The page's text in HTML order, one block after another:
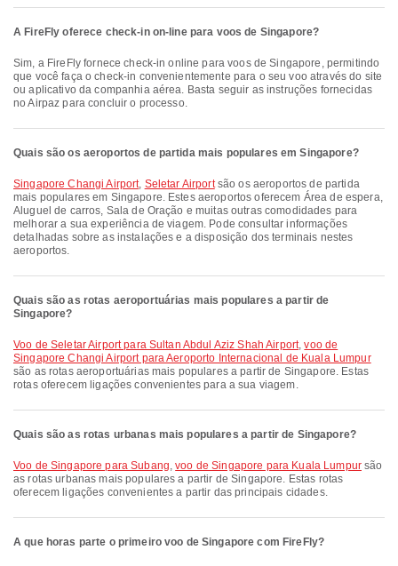
A FireFly oferece check-in on-line para voos de Singapore?
Sim, a FireFly fornece check-in online para voos de Singapore, permitindo
que você faça o check-in convenientemente para o seu voo através do site
ou aplicativo da companhia aérea. Basta seguir as instruções fornecidas
no Airpaz para concluir o processo.
Quais são os aeroportos de partida mais populares em Singapore?
Singapore Changi Airport, Seletar Airportsão os aeroportos de partida
mais populares em Singapore. Estes aeroportos oferecem Área de espera,
Aluguel de carros, Sala de Oração e muitas outras comodidades para
melhorar a sua experiência de viagem. Pode consultar informações
detalhadas sobre as instalações e a disposição dos terminais nestes
aeroportos.
Quais são as rotas aeroportuárias mais populares a partir de
Singapore?
voo de Seletar Airport para Sultan Abdul Aziz Shah Airport,voo de
Singapore Changi Airport para Aeroporto Internacional de Kuala Lumpur
são as rotas aeroportuárias mais populares a partir de Singapore. Estas
rotas oferecem ligações convenientes para a sua viagem.
Quais são as rotas urbanas mais populares a partir de Singapore?
voo de Singapore para Subang,voo de Singapore para Kuala Lumpursão
as rotas urbanas mais populares a partir de Singapore. Estas rotas
oferecem ligações convenientes a partir das principais cidades.
A que horas parte o primeiro voo de Singapore com FireFly?